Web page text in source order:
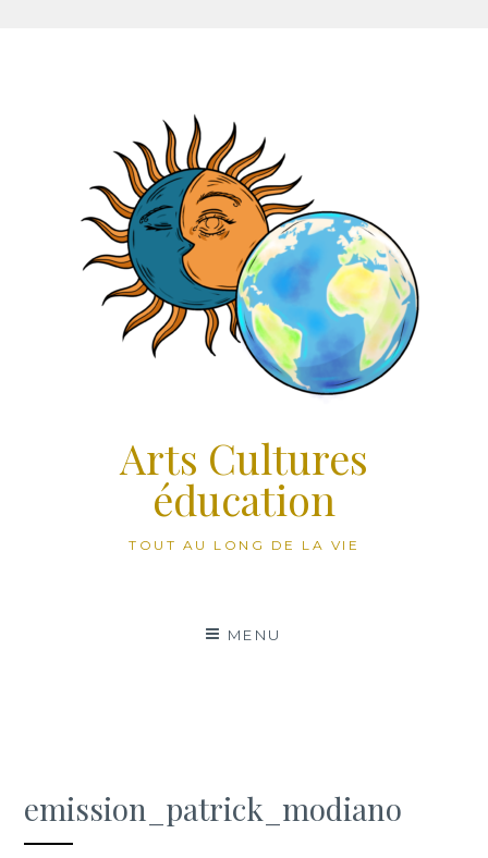
Arts Cultures
éducation
TOUT AU LONG DE LA VIE
MENU
emission_patrick_modiano